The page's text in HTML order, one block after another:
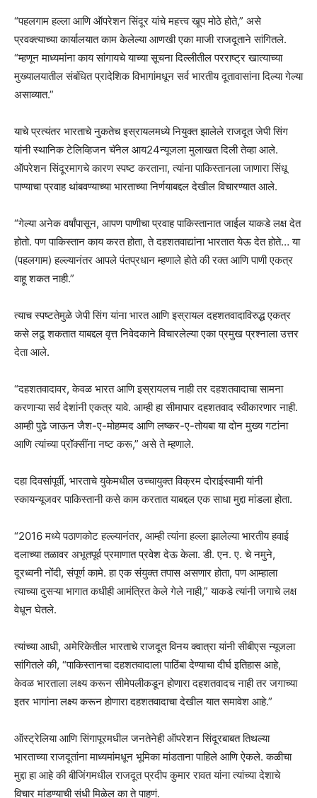
“पहलगाम हल्ला आणि ऑपरेशन सिंदूर यांचे महत्त्व खूप मोठे होते,” असे
प्रवक्त्याच्या कार्यालयात काम केलेल्या आणखी एका माजी राजदूताने सांगितले.
“म्हणून माध्यमांना काय सांगायचे याच्या सूचना दिल्लीतील परराष्ट्र खात्याच्या
मुख्यालयातील संबंधित प्रादेशिक विभागांमधून सर्व भारतीय दूतावासांना दिल्या गेल्या
असाव्यात.”
याचे प्रत्यंतर भारताचे नुकतेच इस्रायलमध्ये नियुक्त झालेले राजदूत जेपी सिंग
यांनी स्थानिक टेलिव्हिजन चॅनेल आय24न्यूजला मुलाखत दिली तेव्हा आले.
ऑपरेशन सिंदूरमागचे कारण स्पष्ट करताना, त्यांना पाकिस्तानला जाणारा सिंधू
पाण्याचा प्रवाह थांबवण्याच्या भारताच्या निर्णयाबद्दल देखील विचारण्यात आले.
“गेल्या अनेक वर्षांपासून, आपण पाणीचा प्रवाह पाकिस्तानात जाईल याकडे लक्ष देत
होतो. पण पाकिस्तान काय करत होता, ते दहशतवाद्यांना भारतात येऊ देत होते… या
(पहलगाम) हल्ल्यानंतर आपले पंतप्रधान म्हणाले होते की रक्त आणि पाणी एकत्र
वाहू शकत नाही.”
त्याच स्पष्टतेमुळे जेपी सिंग यांना भारत आणि इस्रायल दहशतवादाविरुद्ध एकत्र
कसे लढू शकतात याबद्दल वृत्त निवेदकाने विचारलेल्या एका प्रमुख प्रश्नाला उत्तर
देता आले.
“दहशतवादावर, केवळ भारत आणि इस्रायलच नाही तर दहशतवादाचा सामना
करणाऱ्या सर्व देशांनी एकत्र यावे. आम्ही हा सीमापार दहशतवाद स्वीकारणार नाही.
आम्ही पुढे जाऊन जैश-ए-मोहम्मद आणि लष्कर-ए-तोयबा या दोन मुख्य गटांना
आणि त्यांच्या प्रॉक्सींना नष्ट करू,” असे ते म्हणाले.
दहा दिवसांपूर्वी, भारताचे युकेमधील उच्चायुक्त विक्रम दोराईस्वामी यांनी
स्कायन्यूजवर पाकिस्तानी कसे काम करतात याबद्दल एक साधा मुद्दा मांडला होता.
“2016 मध्ये पठाणकोट हल्ल्यानंतर, आम्ही त्यांना हल्ला झालेल्या भारतीय हवाई
दलाच्या तळावर अभूतपूर्व प्रमाणात प्रवेश देऊ केला. डी. एन. ए. चे नमुने,
दूरध्वनी नोंदी, संपूर्ण कामे. हा एक संयुक्त तपास असणार होता, पण आम्हाला
त्याच्या दुसऱ्या भागात कधीही आमंत्रित केले गेले नाही,” याकडे त्यांनी जगाचे लक्ष
वेधून घेतले.
त्यांच्या आधी, अमेरिकेतील भारताचे राजदूत विनय क्वात्रा यांनी सीबीएस न्यूजला
सांगितले की, “पाकिस्तानचा दहशतवादाला पाठिंबा देण्याचा दीर्घ इतिहास आहे,
केवळ भारताला लक्ष्य करून सीमेपलीकडून होणारा दहशतवादच नाही तर जगाच्या
इतर भागांना लक्ष्य करून होणारा दहशतवादाचा देखील यात समावेश आहे.”
ऑस्ट्रेलिया आणि सिंगापूरमधील जनतेनेही ऑपरेशन सिंदूरबाबत तिथल्या
भारताच्या राजदूतांना माध्यमांमधून भूमिका मांडताना पाहिले आणि ऐकले. कळीचा
मुद्दा हा आहे की बीजिंगमधील राजदूत प्रदीप कुमार रावत यांना त्यांच्या देशाचे
विचार मांडण्याची संधी मिळेल का ते पाहणं.